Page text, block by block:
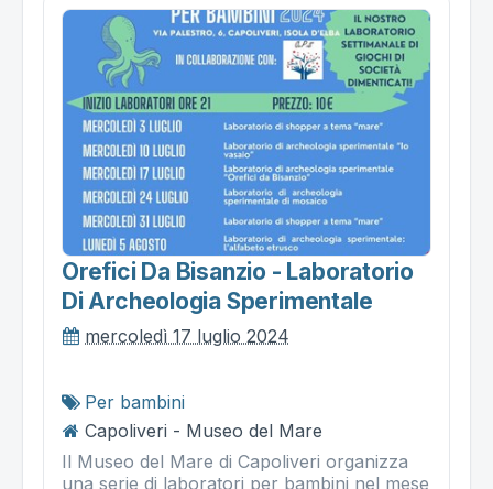
Orefici Da Bisanzio - Laboratorio
Di Archeologia Sperimentale
mercoledì 17 luglio 2024
Per bambini
Capoliveri - Museo del Mare
Il Museo del Mare di Capoliveri organizza
una serie di laboratori per bambini nel mese